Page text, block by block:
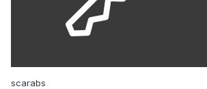
scarabs